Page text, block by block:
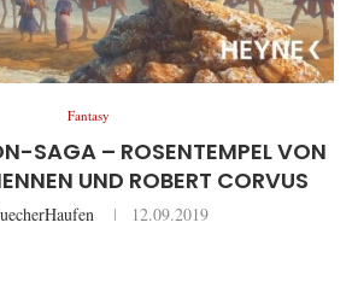
Fantasy
SAGA – ROSENTEMPEL VON
UND ROBERT CORVUS
12.09.2019